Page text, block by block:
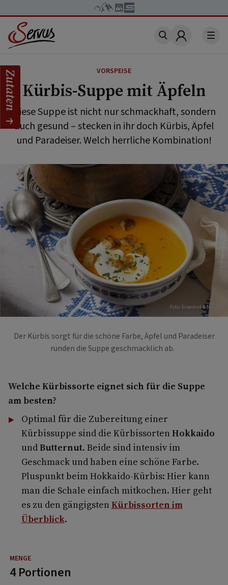
Account
VORSPEISE
Kürbis-Suppe mit Äpfeln
Diese Suppe ist nicht nur schmackhaft, sondern
auch gesund – stecken in ihr doch Kürbis, Äpfel
und Paradeiser. Welch herrliche Kombination!
Foto: Eisenhut & Mayer
Der Kürbis sorgt für die schöne Farbe, Äpfel und Paradeiser
runden die Suppe geschmacklich ab.
Welche Kürbissorte eignet sich für die Suppe
am besten?
Optimal für die Zubereitung einer
Kürbissuppe sind die Kürbissorten Hokkaido
undButternut. Beide sind intensiv im
Geschmack und haben eine schöne Farbe.
Pluspunkt beim Hokkaido-Kürbis: Hier kann
man die Schale einfach mitkochen. Hier geht
es zu den gängigsten Kürbissorten im
Überblick.
4 Portionen
Zutaten